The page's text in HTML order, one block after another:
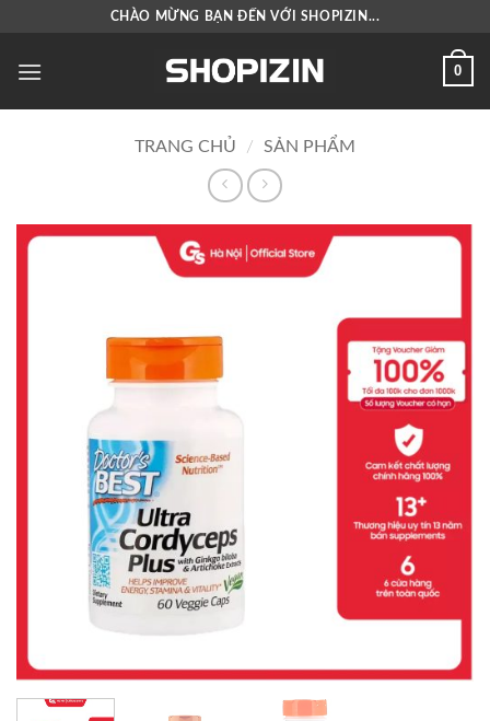
nội
CHÀO MỪNG BẠN ĐẾN VỚI SHOPIZIN...
0
TRANG CHỦ / SẢN PHẨM